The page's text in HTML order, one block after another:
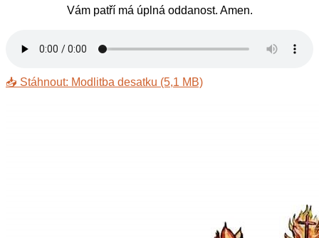
Vám patří má úplná oddanost. Amen.
📥 Stáhnout: Modlitba desatku (5,1 MB)